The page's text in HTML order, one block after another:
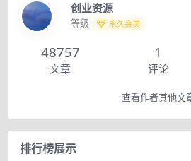
创业资源
等级 永久会员
48757
文章
1
评论
查看作者其他文
排行榜展示